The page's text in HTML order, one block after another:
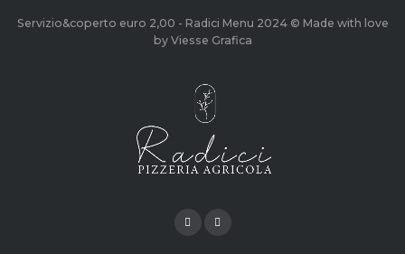
Servizio&coperto euro 2,00 - Radici Menu 2024 © Made with love
by Viesse Grafica